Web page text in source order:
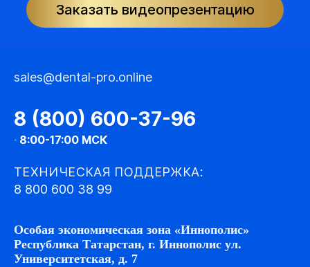
Заказать видеопрезентацию
sales@dental-pro.online
8 (800) 600-37-96
· 8:00-17:00 МСК
ТЕХНИЧЕСКАЯ ПОДДЕРЖКА:
8 800 600 38 99
Особая экономическая зона «Иннополис»
Республика Татарстан, г. Иннополис ул.
Университетская, д. 7